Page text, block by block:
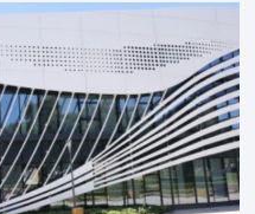
مشروع من نوعه في ظل ولايته
ارتكزت على 4 أولويات،
التسيير، بل وتقييد التوظيف إلا في